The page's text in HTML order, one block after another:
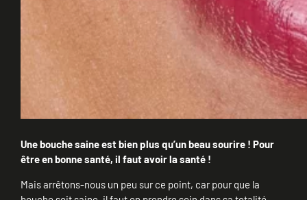
Une bouche saine est bien plus qu’un beau sourire ! Pour
être en bonne santé, il faut avoir la santé !
Mais arrêtons-nous un peu sur ce point, car pour que la